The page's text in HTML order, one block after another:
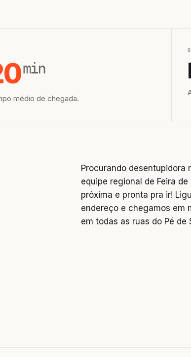
min
médio de chegada.
Procurando desentupidora
equipe regional de Feira
próxima e pronta pra ir!
endereço e chegamos em
em todas as ruas do Pé de